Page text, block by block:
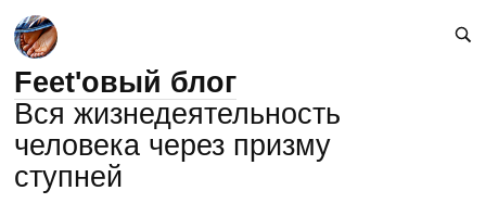
Feet'овый блог
Вся жизнедеятельность
человека через призму
ступней